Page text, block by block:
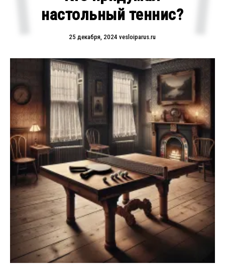
настольный теннис?
25 декабря, 2024 vesloiparus.ru